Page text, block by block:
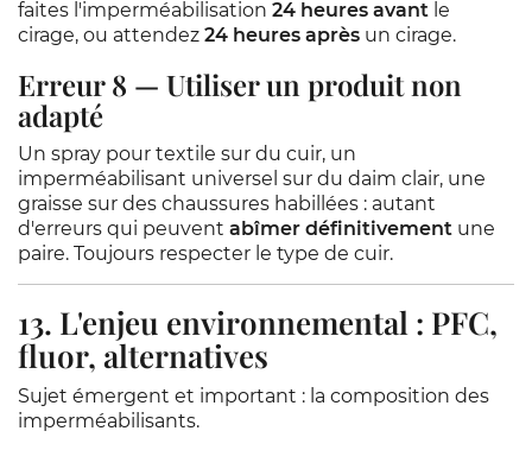
faites l'imperméabilisation 24 heures avant le
cirage, ou attendez 24 heures après un cirage.
Erreur 8 — Utiliser un produit non
adapté
Un spray pour textile sur du cuir, un
imperméabilisant universel sur du daim clair, une
graisse sur des chaussures habillées : autant
d'erreurs qui peuvent abîmer définitivement une
paire. Toujours respecter le type de cuir.
13. L'enjeu environnemental : PFC,
fluor, alternatives
Sujet émergent et important : la composition des
imperméabilisants.